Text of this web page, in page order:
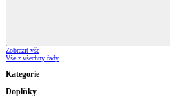
Zobrazit vše
Vše z všechny řady
Kategorie
Doplňky